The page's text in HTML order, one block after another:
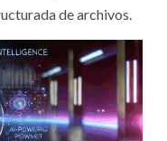
de archivos.